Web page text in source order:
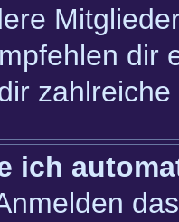
dir
ich